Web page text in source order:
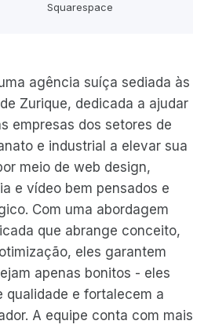
Squarespace
agência suíça sediada às
Zurique, dedicada a ajudar
empresas dos setores de
e industrial a elevar sua
meio de web design,
e vídeo bem pensados e
Com uma abordagem
que abrange conceito,
eles garantem
apenas bonitos - eles
qualidade e fortalecem a
A equipe conta com mais